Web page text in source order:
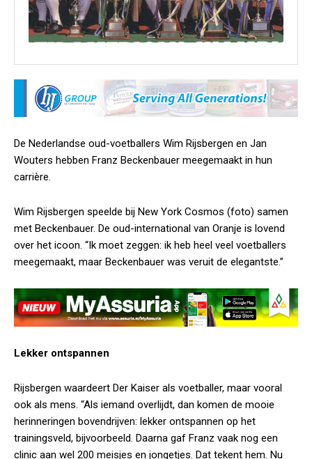
De Nederlandse oud-voetballers Wim Rijsbergen en Jan
Wouters hebben Franz Beckenbauer meegemaakt in hun
carrière.
Wim Rijsbergen speelde bij New York Cosmos (foto) samen
met Beckenbauer. De oud-international van Oranje is lovend
over het icoon. “Ik moet zeggen: ik heb heel veel voetballers
meegemaakt, maar Beckenbauer was veruit de elegantste.”
Lekker ontspannen
Rijsbergen waardeert Der Kaiser als voetballer, maar vooral
ook als mens. “Als iemand overlijdt, dan komen de mooie
herinneringen bovendrijven: lekker ontspannen op het
trainingsveld, bijvoorbeeld. Daarna gaf Franz vaak nog een
clinic aan wel 200 meisjes en jongetjes. Dat tekent hem. Nu